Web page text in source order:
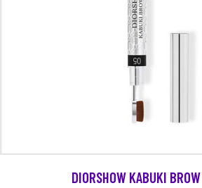
DIORSHOW KABUKI